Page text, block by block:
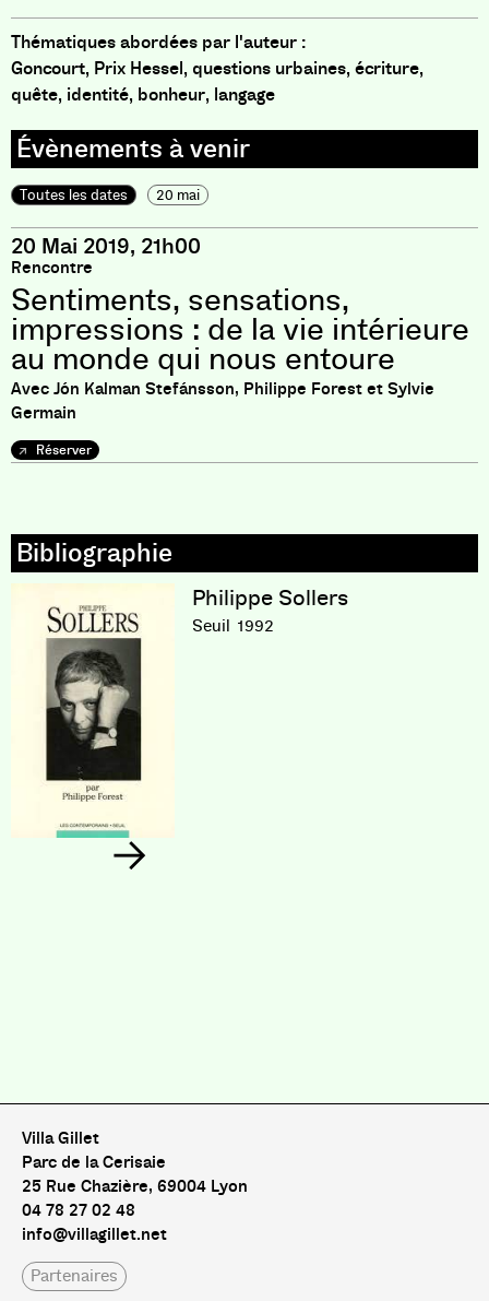
Thématiques abordées par l'auteur :
Goncourt, Prix Hessel, questions urbaines, écriture,
quête, identité, bonheur, langage
Toutes les dates 20 mai
20 Mai 2019, 21h00
Rencontre
Sentiments, sensations,
impressions : de la vie intérieure
au monde qui nous entoure
Avec Jón Kalman Stefánsson, Philippe Forest et Sylvie
Germain
Réserver
Philippe Sollers
Seuil 1992
Villa Gillet
Parc de la Cerisaie
25 Rue Chazière, 69004 Lyon
04 78 27 02 48
info@villagillet.net
Partenaires